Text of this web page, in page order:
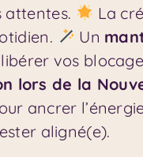
attentes. La
Un
vos
lors de la
ancrer
aligné(e).